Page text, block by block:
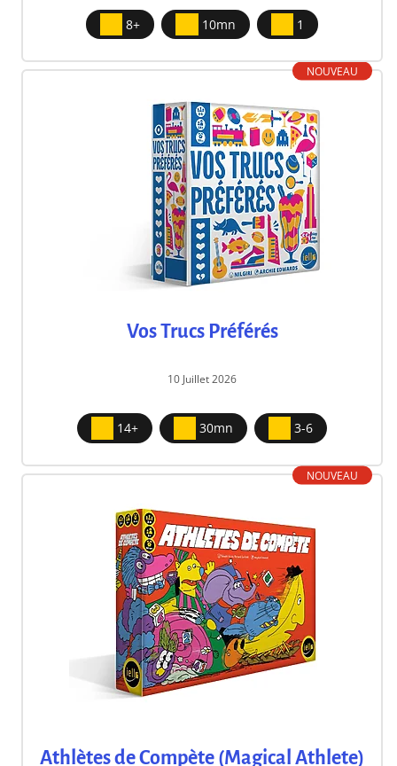
8+ 10mn 1
NOUVEAU
Vos Trucs Préférés
10 Juillet 2026
14+ 30mn 3-6
NOUVEAU
Athlètes de Compète (Magical Athlete)